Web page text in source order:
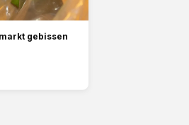
gebissen